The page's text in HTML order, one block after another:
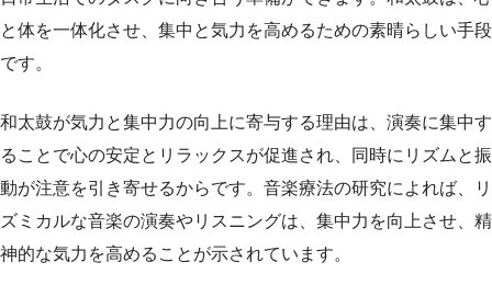
と体を一体化させ、集中と気力を高めるための素晴らしい手段
です。
和太鼓が気力と集中力の向上に寄与する理由は、演奏に集中す
ることで心の安定とリラックスが促進され、同時にリズムと振
動が注意を引き寄せるからです。音楽療法の研究によれば、リ
ズミカルな音楽の演奏やリスニングは、集中力を向上させ、精
神的な気力を高めることが示されています。